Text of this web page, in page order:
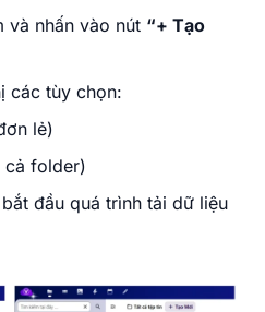
và nhấn vào nút “+ Tạo
các tùy chọn:
lẻ)
cả folder)
đầu quá trình tải dữ liệu